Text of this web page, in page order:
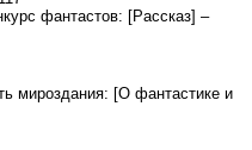
фантастов: [Рассказ] –
мироздания: [О фантастике и